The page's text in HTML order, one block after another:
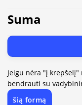
Suma
Jeigu nėra "į
bendrauti su
šią formą